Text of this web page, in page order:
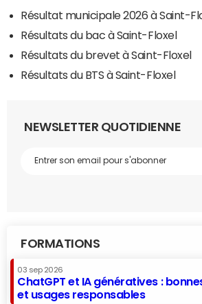
Résultat municipale 2026 à Saint-
Résultats du bac à Saint-Floxel
Résultats du brevet à Saint-Floxel
Résultats du BTS à Saint-Floxel
NEWSLETTER QUOTIDIENNE
FORMATIONS
03 sep 2026
ChatGPT et IA génératives :
et usages responsables